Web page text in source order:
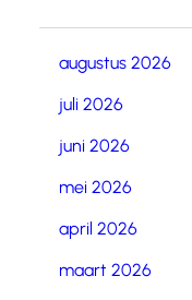
augustus 2026
juli 2026
juni 2026
mei 2026
april 2026
maart 2026